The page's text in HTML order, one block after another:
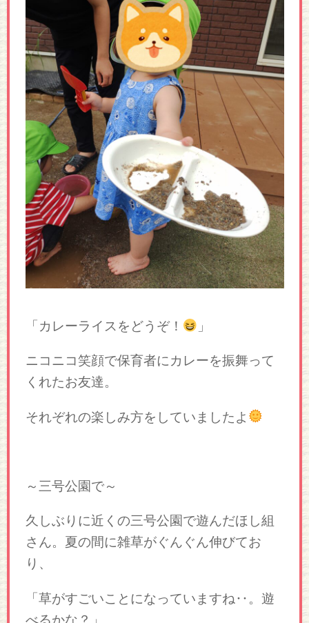
「カレーライスをどうぞ！ 」
ニコニコ笑顔で保育者にカレーを振舞って
くれたお友達。
それぞれの楽しみ方をしていましたよ
～三号公園で～
久しぶりに近くの三号公園で遊んだほし組
さん。夏の間に雑草がぐんぐん伸びてお
り、
「草がすごいことになっていますね‥。遊
べるかな？」